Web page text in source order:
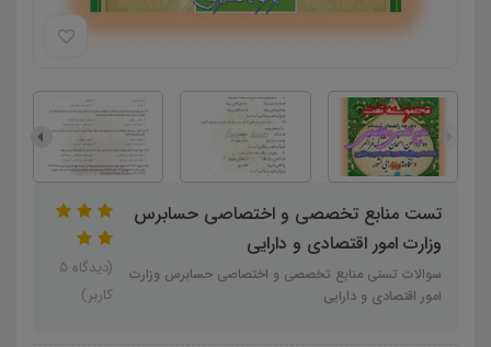
تست منابع تخصصی و اختصاصی حسابرس
وزارت امور اقتصادی و دارایی
سوالات تستی منابع تخصصی و اختصاصی حسابرس وزارت
امور اقتصادی و دارایی
(دیدگاه 5
کاربر)